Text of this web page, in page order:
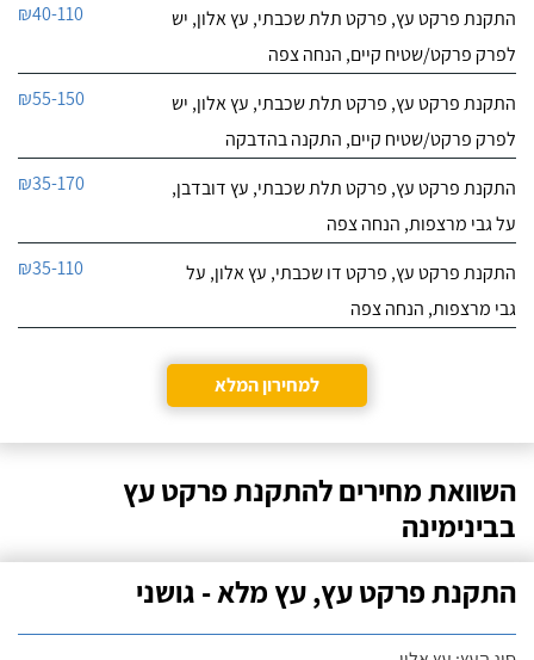
התקנת פרקט עץ, פרקט תלת שכבתי, עץ אלון, יש
לפרק פרקט/שטיח קיים, הנחה צפה
₪40-110
התקנת פרקט עץ, פרקט תלת שכבתי, עץ אלון, יש
לפרק פרקט/שטיח קיים, התקנה בהדבקה
₪55-150
התקנת פרקט עץ, פרקט תלת שכבתי, עץ דובדבן,
על גבי מרצפות, הנחה צפה
₪35-170
התקנת פרקט עץ, פרקט דו שכבתי, עץ אלון, על
גבי מרצפות, הנחה צפה
₪35-110
למחירון המלא
השוואת מחירים להתקנת פרקט עץ
בבינימינה
התקנת פרקט עץ, עץ מלא - גושני